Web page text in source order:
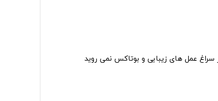
سراغ عمل های زیبایی و بوتاکس نمی روید